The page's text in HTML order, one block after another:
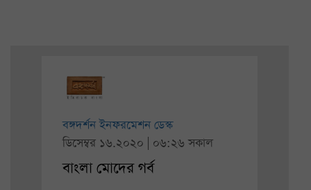
বঙ্গদর্শন ইনফরমেশন ডেস্ক
ডিসেম্বর ১৬.২০২০ | ০৬:২৬ সকাল
বাংলা মোদের গর্ব